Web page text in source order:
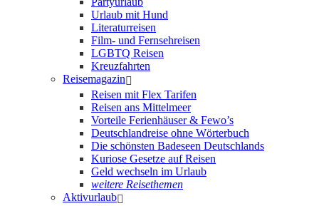
Urlaub mit Hund
Literaturreisen
Film- und Fernsehreisen
LGBTQ Reisen
Kreuzfahrten
Reisemagazin
Reisen mit Flex Tarifen
Reisen ans Mittelmeer
Vorteile Ferienhäuser & Fewo’s
Deutschlandreise ohne Wörterbuch
Die schönsten Badeseen Deutschlands
Kuriose Gesetze auf Reisen
Geld wechseln im Urlaub
weitere Reisethemen
Aktivurlaub